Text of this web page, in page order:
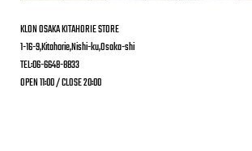
KLON OSAKA KITAHORIE STORE
1-16-9,Kitahorie,Nishi-ku,Osaka-shi
TEL:06-6648-8833
OPEN 11:00 / CLOSE 20:00